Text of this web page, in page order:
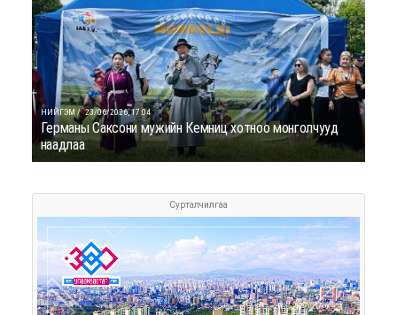
НИЙГЭМ / 23/06/2026, 17:04
Германы Саксони мужийн Кемниц хотноо монголчууд
наадлаа
Сурталчилгаа